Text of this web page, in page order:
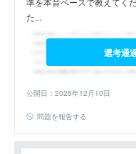
た...
選考通
公開日：2025年12月10日
問題を報告する